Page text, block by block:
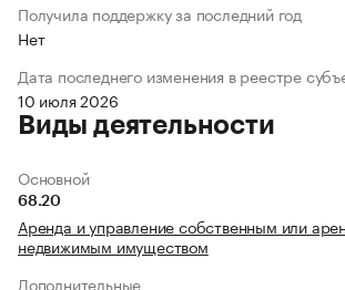
Получила поддержку за последний год
Нет
Дата последнего изменения в реестре
10 июля 2026
Виды деятельности
Основной
68.20
Аренда и управление собственным или
недвижимым имуществом
Дополнительные